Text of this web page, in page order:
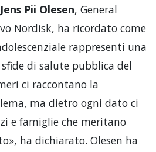
Jens Pii Olesen, General
Nordisk, ha ricordato come
rappresenti una
di salute pubblica del
ci raccontano la
ma dietro ogni dato ci
e famiglie che meritano
ha dichiarato. Olesen ha